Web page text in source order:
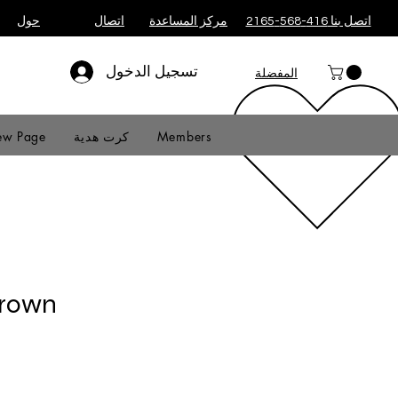
حول اتصال مركز المساعدة اتصل بنا 416-568-2165
تسجيل الدخول المفضلة
Page كرت هدية Members